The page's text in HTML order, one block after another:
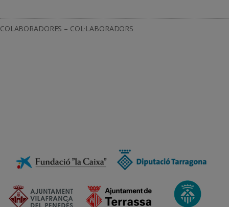
COLABORADORES – COL·LABORADORS